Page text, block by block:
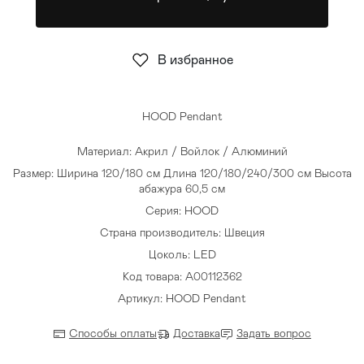
Стулья >
HOOD Pendant
Материал: Акрил / Войлок / Алюминий
Размер: Ширина 120/180 см Длина 120/180/240/300 см Высота
абажура 60,5 см
Серия: HOOD
Страна производитель: Швеция
Цоколь: LED
Код товара: A00112362
Артикул: HOOD Pendant
Способы оплаты Доставка Задать вопрос
В избранное